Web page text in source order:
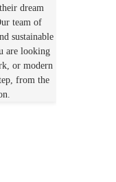
dream
team of
sustainable
are looking
or modern
from the